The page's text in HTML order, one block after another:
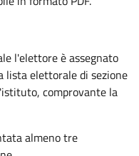
l'elettore è assegnato
lista elettorale di sezione
comprovante la
almeno tre